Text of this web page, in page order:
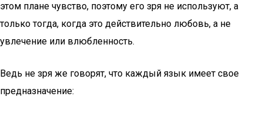
этом плане чувство, поэтому его зря не используют, а
только тогда, когда это действительно любовь, а не
увлечение или влюбленность.
Ведь не зря же говорят, что каждый язык имеет свое
предназначение: